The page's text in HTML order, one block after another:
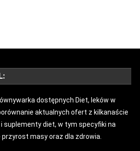
dostępnych Diet, leków w
aktualnych ofert z kilkanaście
suplementy diet, w tym specyfiki na
masy oraz dla zdrowia.